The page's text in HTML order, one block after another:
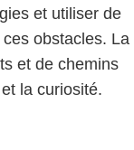
et utiliser de
obstacles. La
et de chemins
la curiosité.